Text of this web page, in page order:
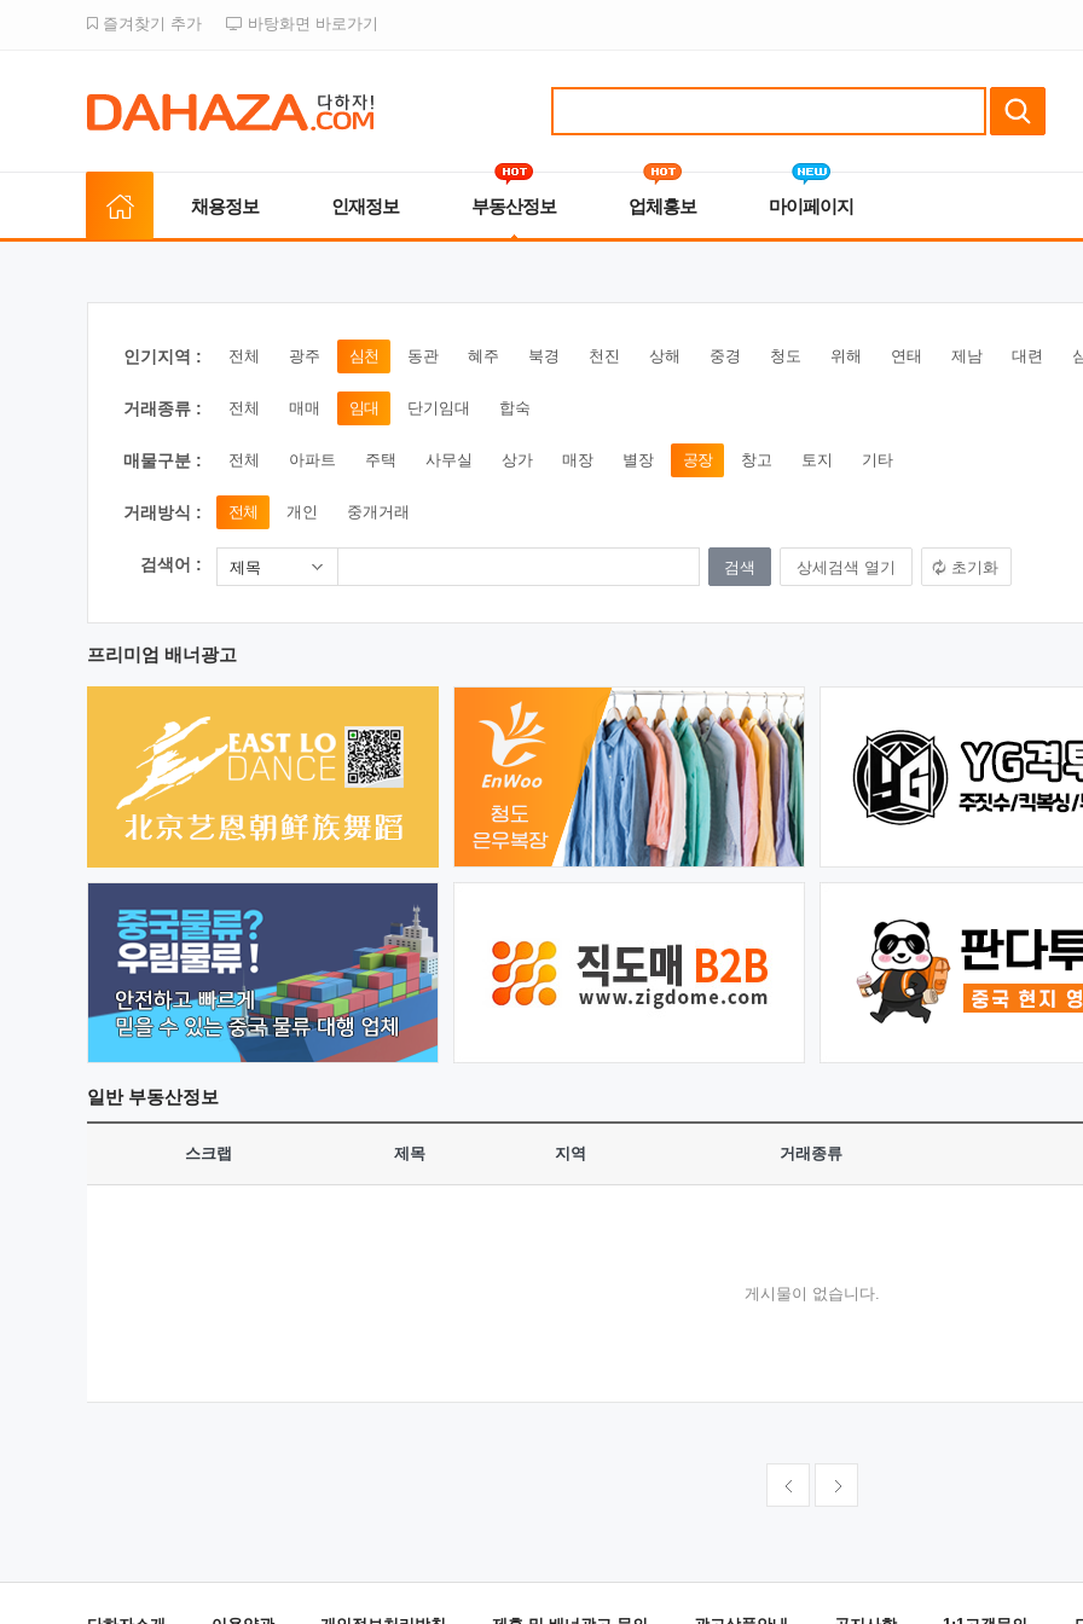
즐겨찾기 추가 바탕화면 바로가기
채용정보 인재정보 부동산정보 업체홍보 마이페이지
인기지역 : 전체 광주 심천 동관 혜주 북경 천진 상해 중경 청도 위해 연태 제남 대련
거래종류 : 전체 매매 임대 단기임대 합숙
매물구분 : 전체 아파트 주택 사무실 상가 매장 별장 공장 창고 토지 기타
거래방식 : 전체 개인 중개거래
검색어 : 제목 상세검색 열기 초기화
프리미엄 배너광고
일반부동산정보
스크랩 제목 지역 거래종류
게시물이 없습니다.